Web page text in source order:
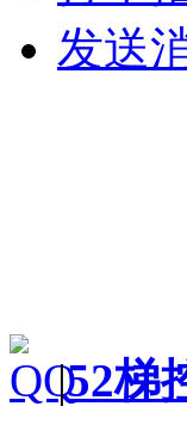
发送
|52梯